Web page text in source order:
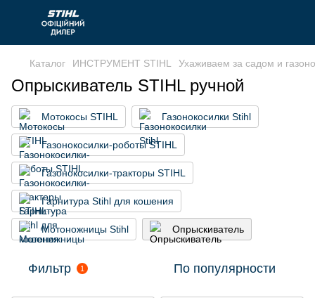
Каталог ИНСТРУМЕНТ STIHL Ухаживаем за садом и
Опрыскиватель STIHL ручной
Мотокосы STIHL Газонокосилки Stihl
Газонокосилки-роботы STIHL
Газонокосилки-тракторы STIHL
Гарнитура Stihl для кошения
Мотоножницы Stihl Опрыскиватель
Фильтр 1 По популярности